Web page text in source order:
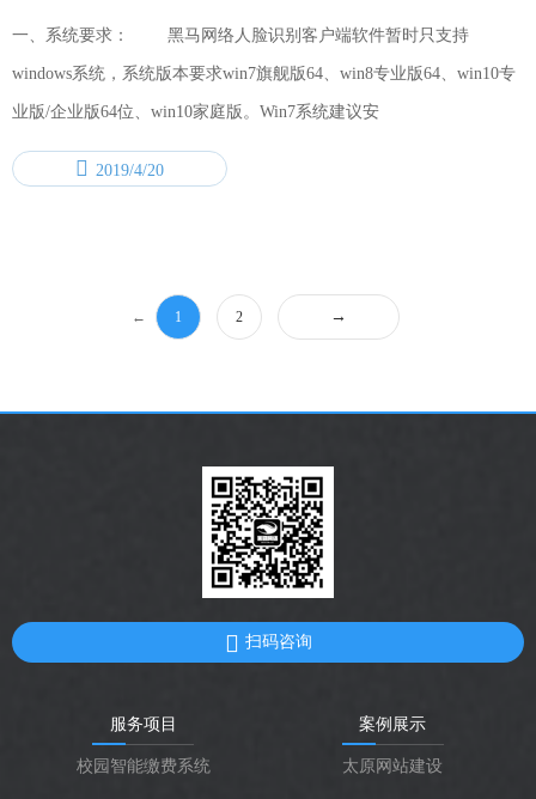
一、系统要求： 黑马网络人脸识别客户端软件暂时只支持
windows系统，系统版本要求win7旗舰版64、win8专业版64、win10专
业版/企业版64位、win10家庭版。Win7系统建议安
2019/4/20
← 1 2 →
扫码咨询
服务项目
校园智能缴费系统
案例展示
太原网站建设